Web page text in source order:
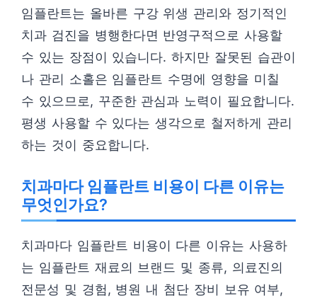
임플란트는 올바른 구강 위생 관리와 정기적인
치과 검진을 병행한다면 반영구적으로 사용할
수 있는 장점이 있습니다. 하지만 잘못된 습관이
나 관리 소홀은 임플란트 수명에 영향을 미칠
수 있으므로, 꾸준한 관심과 노력이 필요합니다.
평생 사용할 수 있다는 생각으로 철저하게 관리
하는 것이 중요합니다.
치과마다 임플란트 비용이 다른 이유는
무엇인가요?
치과마다 임플란트 비용이 다른 이유는 사용하
는 임플란트 재료의 브랜드 및 종류, 의료진의
전문성 및 경험, 병원 내 첨단 장비 보유 여부,